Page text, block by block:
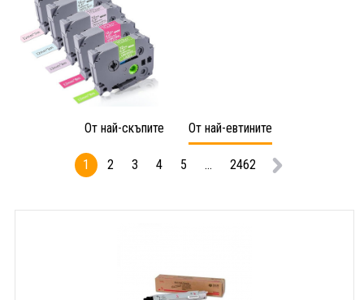
От най-скъпите От най-евтините
1 2 3 4 5 ... 2462